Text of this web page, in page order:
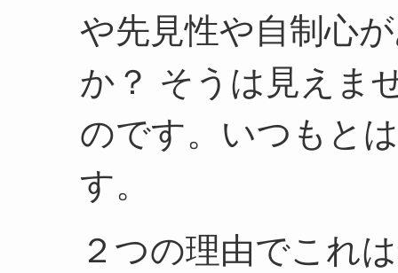
や先見性や自制心
か？ そうは見えま
のです。いつもと
す。
２つの理由でこれ